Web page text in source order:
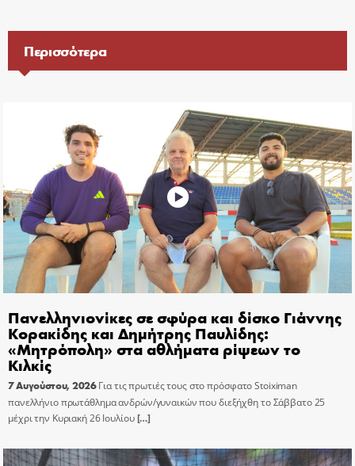
Περισσότερα
Πανελληνιονίκες σε σφύρα και δίσκο Γιάννης
Κορακίδης και Δημήτρης Παυλίδης:
«Μητρόπολη» στα αθλήματα ρίψεων το
Κιλκίς
7 Αυγούστου, 2026 Για τις πρωτιές τους στο πρόσφατο Stoiximan
πανελλήνιο πρωτάθλημα ανδρών/γυναικών που διεξήχθη το Σάββατο 25
μέχρι την Κυριακή 26 Ιουλίου[…]